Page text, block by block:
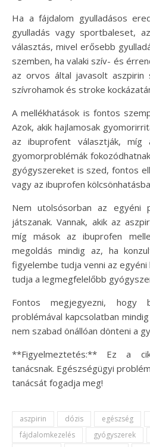
Ha a fájdalom gyulladásos
gyulladás vagy sportbaleset,
választás, mivel erősebb
szemben, ha valaki szív- és
az orvos által javasolt
szívrohamok és stroke
A mellékhatások is fontos
Azok, akik hajlamosak
az ibuprofent választják, míg
gyomorproblémák
gyógyszereket is szed, fontos
vagy az ibuprofen
Nem utolsósorban az egyéni
játszanak. Vannak, akik az
míg mások az ibuprofen
megoldás mindig az, ha
figyelembe tudja venni az egyéni
tudja a legmegfelelőbb
Fontos megjegyezni, hogy
problémával kapcsolatban
nem szabad önállóan dönteni a
**Figyelmeztetés:** Ez a
tanácsnak. Egészségügyi
tanácsát fogadja meg!
aszpirin dózis egészség
fájdalomkezelés
gyógyszerek